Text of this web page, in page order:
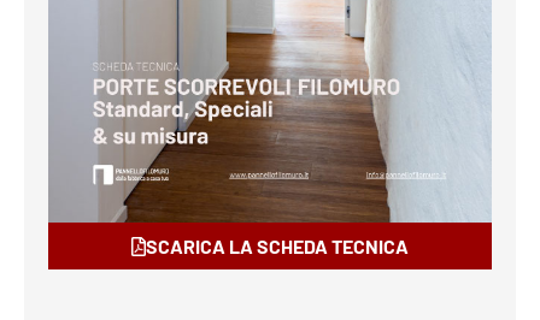
SCARICA LA SCHEDA TECNICA